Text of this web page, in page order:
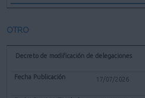
OTRO
Decreto de modificación de delegaciones
17/07/2026